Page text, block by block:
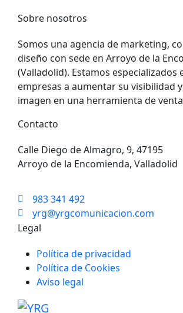
Sobre nosotros
Somos una agencia de marketing,
diseño con sede en Arroyo de la
(Valladolid). Estamos especializados
empresas a aumentar su visibilidad
imagen en una herramienta de
Contacto
Calle Diego de Almagro, 9, 47195
Arroyo de la Encomienda, Valladolid
983 341 492
yrg@yrgcomunicacion.com
Legal
Política de privacidad
Política de Cookies
Aviso legal